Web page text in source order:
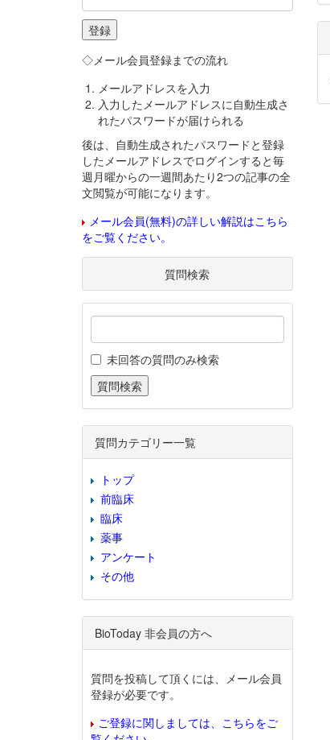
◇メール会員登録までの流れ
メールアドレスを入力
入力したメールアドレスに自動生成さ
れたパスワードが届けられる
後は、自動生成されたパスワードと登録
したメールアドレスでログインすると毎
週月曜からの一週間あたり2つの記事の全
文閲覧が可能になります。
メール会員(無料)の詳しい解説はこちら
をご覧ください。
質問検索
未回答の質問のみ検索
質問カテゴリー一覧
トップ
前臨床
臨床
薬事
アンケート
その他
BioToday 非会員の方へ
質問を投稿して頂くには、メール会員
登録が必要です。
ご登録に関しましては、こちらをご